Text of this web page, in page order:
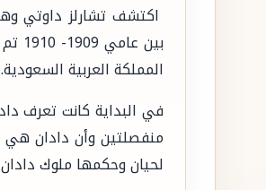
اكتشف تشارلز داوتي
المملكة العربية السعودية.
في البداية كانت تعرف
منفصلتين وأن دادان هي
لحيان وحكمها ملوك